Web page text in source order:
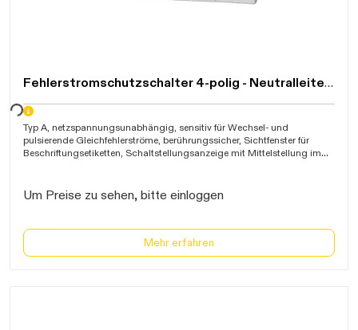
Fehlerstromschutzschalter 4-polig - Neutralleiterklemme rechts
Typ A, netzspannungsunabhängig, sensitiv für Wechsel- und
pulsierende Gleichfehlerströme, berührungssicher, Sichtfenster für
Beschriftungsetiketten, Schaltstellungsanzeige mit Mittelstellung im
Bauhöhe 85mm, IP20, VDE
Um Preise zu sehen, bitte einloggen
Mehr erfahren